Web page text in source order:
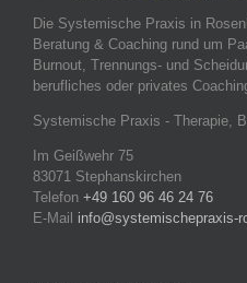
Die Systemische Praxis in
Beratung & Coaching rund um
Burnout, Trennungs- und
berufliches oder privates
Systemische Praxis - Therapie,
Im Geißwehr 75
83071 Stephanskirchen
Telefon +49 160 96 46 24 76
E-Mail info@systemischepraxis-